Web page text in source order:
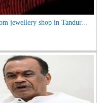
jewellery shop in Tandur...